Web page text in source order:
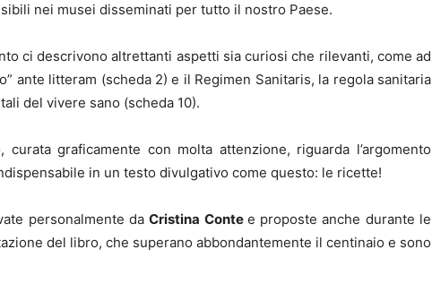
nei musei disseminati per tutto il nostro Paese.
ci descrivono altrettanti aspetti sia curiosi che rilevanti, come ad
ante litteram (scheda 2) e il Regimen Sanitaris, la regola sanitaria
del vivere sano (scheda 10).
graficamente con molta attenzione, riguarda l’argomento
in un testo divulgativo come questo: le ricette!
personalmente daCristina Conte e proposte anche durante le
del libro, che superano abbondantemente il centinaio e sono